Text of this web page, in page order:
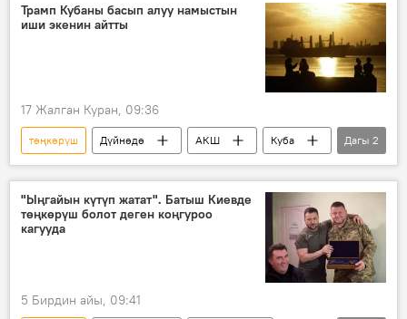
Видео
Трамп Кубаны басып алуу намыстын
иши экенин айтты
17 Жалган Куран, 09:36
төңкөрүш Дүйнөдө АКШ
Куба
Экономика
басып алуу
Дагы 2
"Ыңгайын күтүп жатат". Батыш Киевде
төңкөрүш болот деген коңгуроо
кагууда
5 Бирдин айы, 09:41